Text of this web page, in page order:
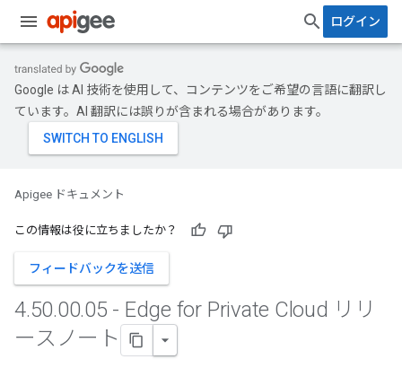
ログイン
Google は AI 技術を使用して、コンテンツをご希望の言語に翻訳し
ています。AI 翻訳には誤りが含まれる場合があります。
Apigee ドキュメント
この情報は役に立ちましたか？
フィードバックを送信
4.50.00.05 - Edge for Private Cloud リリ
ースノート